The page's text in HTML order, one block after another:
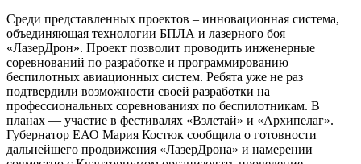
Среди представленных проектов – инновационная система,
объединяющая технологии БПЛА и лазерного боя
«ЛазерДрон». Проект позволит проводить инженерные
соревнований по разработке и программированию
беспилотных авиационных систем. Ребята уже не раз
подтвердили возможности своей разработки на
профессиональных соревнованиях по беспилотникам. В
планах — участие в фестивалях «Взлетай» и «Архипелаг».
Губернатор ЕАО Мария Костюк сообщила о готовности
дальнейшего продвижения «ЛазерДрона» и намерении